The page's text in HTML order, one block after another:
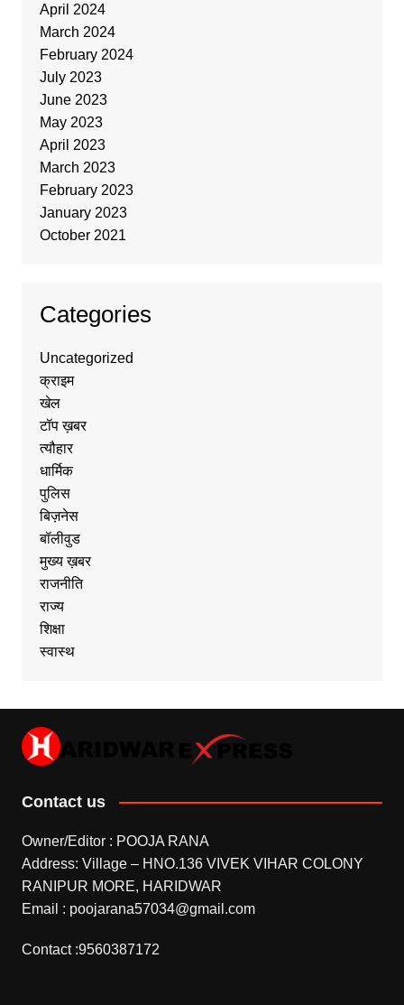
April 2024
March 2024
February 2024
July 2023
June 2023
May 2023
April 2023
March 2023
February 2023
January 2023
October 2021
Categories
Uncategorized
क्राइम
खेल
टॉप ख़बर
त्यौहार
धार्मिक
पुलिस
बिज़नेस
बॉलीवुड
मुख्य ख़बर
राजनीति
राज्य
शिक्षा
स्वास्थ
Contact us
Owner/Editor : POOJA RANA
Address: Village – HNO.136 VIVEK VIHAR COLONY
RANIPUR MORE, HARIDWAR
Email : poojarana57034@gmail.com
Contact :9560387172